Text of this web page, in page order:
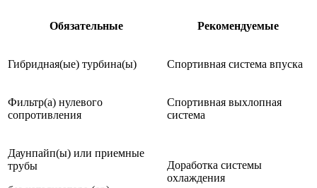
Обязательные Рекомендуемые
Гибридная(ые) турбина(ы) Спортивная система впуска
Фильтр(а) нулевого
сопротивления
Спортивная выхлопная
система
Даунпайп(ы) или приемные
трубы
Доработка системы
охлаждения